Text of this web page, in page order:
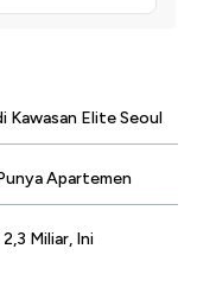
Kawasan Elite Seoul
Apartemen
Miliar, Ini